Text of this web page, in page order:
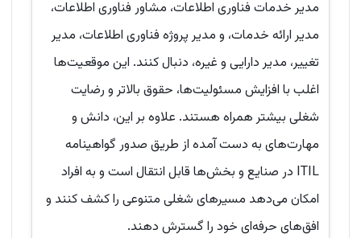
مدیر خدمات فناوری اطلاعات، مشاور فناوری اطلاعات،
مدیر ارائه خدمات، و مدیر پروژه فناوری اطلاعات، مدیر
تغییر، مدیر دارایی و غیره، دنبال کنند. این موقعیت‌ها
اغلب با افزایش مسئولیت‌ها، حقوق بالاتر و رضایت
شغلی بیشتر همراه هستند. علاوه بر این، دانش و
مهارت‌های به دست آمده از طریق صدور گواهینامه
ITIL در صنایع و بخش‌ها قابل انتقال است و به افراد
امکان می‌دهد مسیرهای شغلی متنوعی را کشف کنند و
افق‌های حرفه‌ای خود را گسترش دهند.